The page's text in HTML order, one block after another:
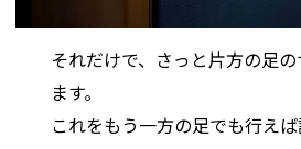
それだけで、さっと片方の足
ます。
これをもう一方の足でも行えば